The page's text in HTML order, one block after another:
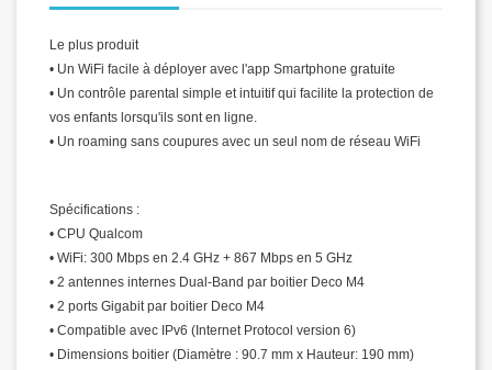
Le plus produit
• Un WiFi facile à déployer avec l'app Smartphone gratuite
• Un contrôle parental simple et intuitif qui facilite la protection de
vos enfants lorsqu'ils sont en ligne.
• Un roaming sans coupures avec un seul nom de réseau WiFi
Spécifications :
• CPU Qualcom
• WiFi: 300 Mbps en 2.4 GHz + 867 Mbps en 5 GHz
• 2 antennes internes Dual-Band par boitier Deco M4
• 2 ports Gigabit par boitier Deco M4
• Compatible avec IPv6 (Internet Protocol version 6)
• Dimensions boitier (Diamètre : 90.7 mm x Hauteur: 190 mm)